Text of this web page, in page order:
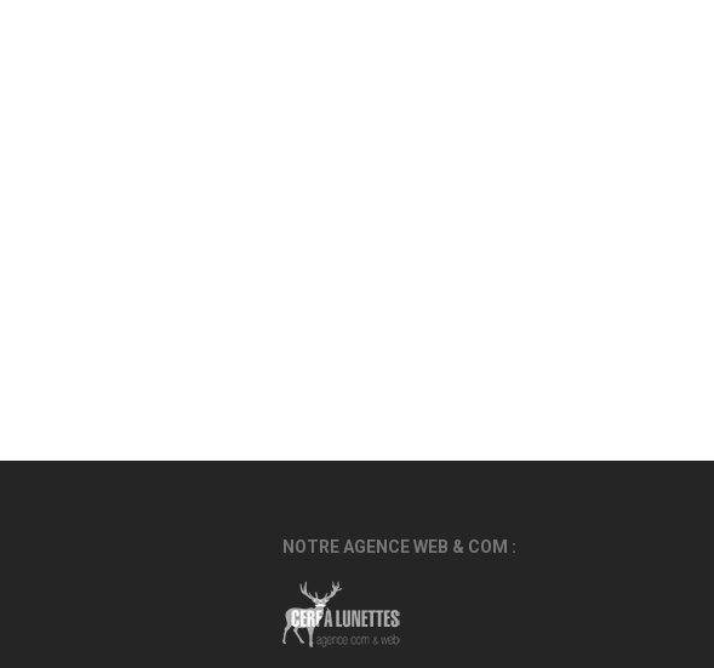
NOTRE AGENCE WEB & COM :